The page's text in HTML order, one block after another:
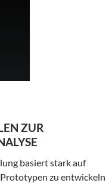
ZUR
basiert stark auf
zu entwickeln